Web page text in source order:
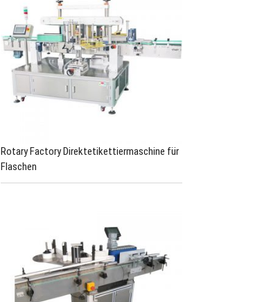
Rotary Factory Direktetikettiermaschine für
Flaschen